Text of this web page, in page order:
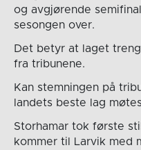
og avgjørende
sesongen over.
Det betyr at laget
fra tribunene.
Kan stemningen på
landets beste lag
Storhamar tok første
kommer til Larvik med